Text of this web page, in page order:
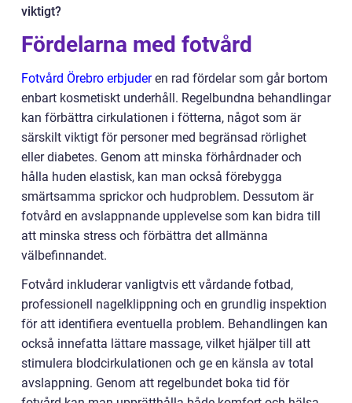
viktigt?
Fördelarna med fotvård
Fotvård Örebro erbjuderen rad fördelar som går bortom
enbart kosmetiskt underhåll. Regelbundna behandlingar
kan förbättra cirkulationen i fötterna, något som är
särskilt viktigt för personer med begränsad rörlighet
eller diabetes. Genom att minska förhårdnader och
hålla huden elastisk, kan man också förebygga
smärtsamma sprickor och hudproblem. Dessutom är
fotvård en avslappnande upplevelse som kan bidra till
att minska stress och förbättra det allmänna
välbefinnandet.
Fotvård inkluderar vanligtvis ett vårdande fotbad,
professionell nagelklippning och en grundlig inspektion
för att identifiera eventuella problem. Behandlingen kan
också innefatta lättare massage, vilket hjälper till att
stimulera blodcirkulationen och ge en känsla av total
avslappning. Genom att regelbundet boka tid för